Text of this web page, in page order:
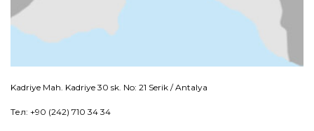
Kadriye Mah. Kadriye 30 sk. No: 21 Serik / Antalya
Тел: +90 (242) 710 34 34